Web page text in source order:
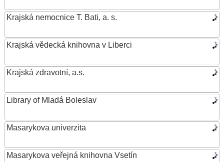
Krajská nemocnice T. Bati, a. s.
Krajská vědecká knihovna v Liberci
Krajská zdravotní, a.s.
Library of Mladá Boleslav
Masarykova univerzita
Masarykova veřejná knihovna Vsetín